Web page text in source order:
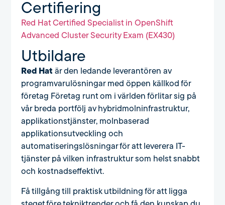
Certifiering
Red Hat Certified Specialist in OpenShift
Advanced Cluster Security Exam (EX430)
Utbildare
Red Hat är den ledande leverantören av
programvarulösningar med öppen källkod för
företag Företag runt om i världen förlitar sig på
vår breda portfölj av hybridmolninfrastruktur,
applikationstjänster, molnbaserad
applikationsutveckling och
automatiseringslösningar för att leverera IT-
tjänster på vilken infrastruktur som helst snabbt
och kostnadseffektivt.
Få tillgång till praktisk utbildning för att ligga